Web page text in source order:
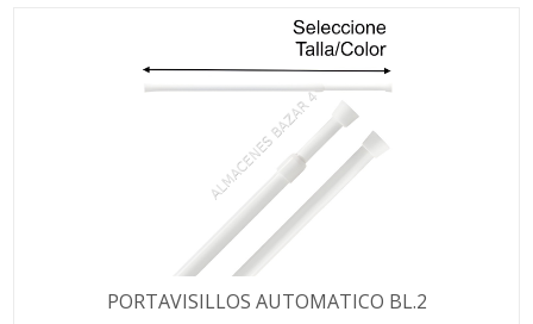
PORTAVISILLOS AUTOMATICO BL.2